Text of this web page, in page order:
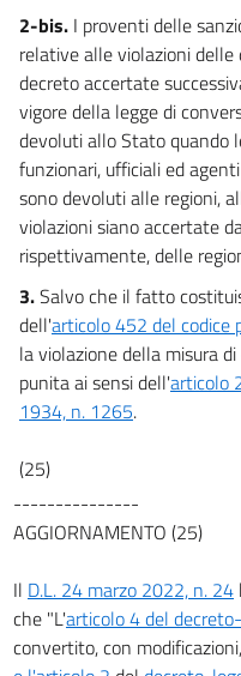
2-bis. I proventi delle
relative alle violazioni
decreto accertate
vigore della legge di
devoluti allo Stato quando
funzionari, ufficiali ed
sono devoluti alle regioni,
violazioni siano accertate
rispettivamente, delle
3.Salvo che il fatto
dell'articolo 452 del codice
la violazione della misura
punita ai sensi dell'articolo
1934, n. 1265.
(25)
---------------
AGGIORNAMENTO (25)
Il D.L. 24 marzo 2022, n. 24
che "L'articolo 4 del
convertito, con